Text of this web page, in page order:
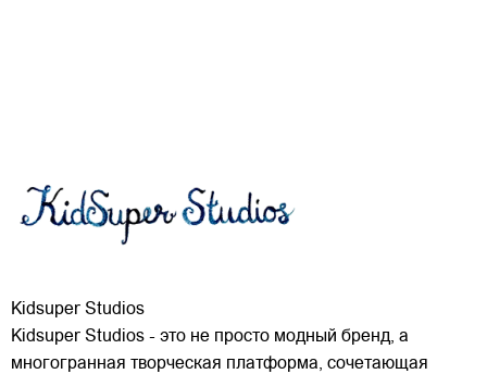
Kidsuper Studios
Kidsuper Studios - это не просто модный бренд, а
многогранная творческая платформа, сочетающая